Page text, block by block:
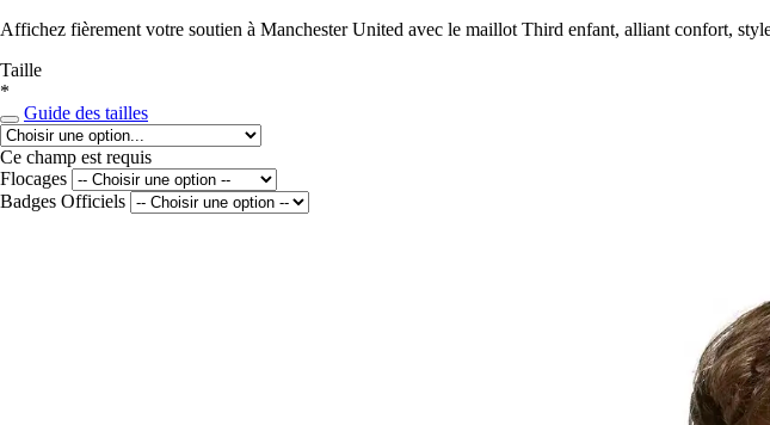
Affichez fièrement votre soutien à Manchester United avec le maillot Third enfant, alliant confort,
Taille
*
Guide des tailles
Ce champ est requis
Flocages
Badges Officiels